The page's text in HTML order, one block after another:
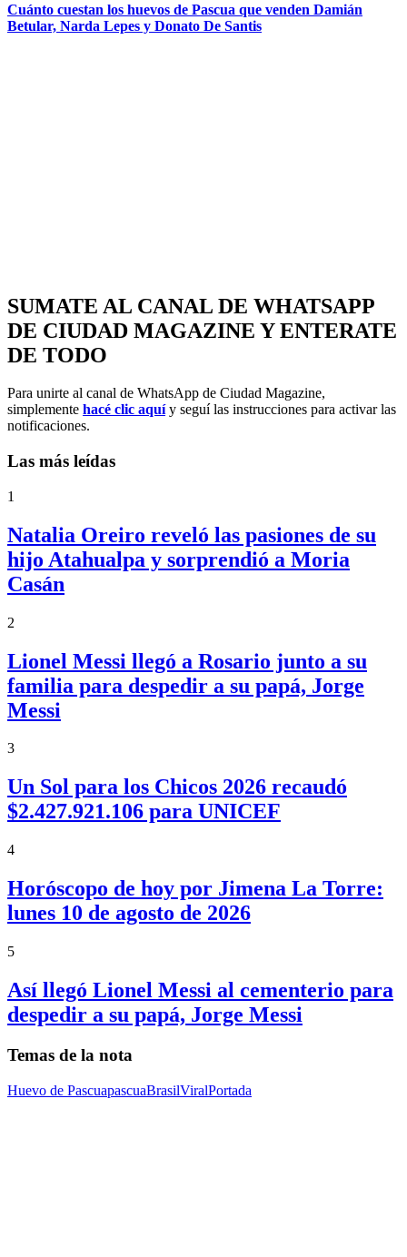
Cuánto cuestan los huevos de Pascua que venden Damián
Betular, Narda Lepes y Donato De Santis
SUMATE AL CANAL DE WHATSAPP
DE CIUDAD MAGAZINE Y ENTERATE
DE TODO
Para unirte al canal de WhatsApp de Ciudad Magazine,
simplemente hacé clic aquíy seguí las instrucciones para activar las
notificaciones.
Las más leídas
1
Natalia Oreiro reveló las pasiones de su
hijo Atahualpa y sorprendió a Moria
Casán
2
Lionel Messi llegó a Rosario junto a su
familia para despedir a su papá, Jorge
Messi
3
Un Sol para los Chicos 2026 recaudó
$2.427.921.106 para UNICEF
4
Horóscopo de hoy por Jimena La Torre:
lunes 10 de agosto de 2026
5
Así llegó Lionel Messi al cementerio para
despedir a su papá, Jorge Messi
Temas de la nota
Huevo de PascuapascuaBrasilViralPortada